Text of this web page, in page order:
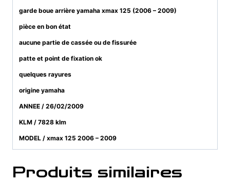
garde boue arrière yamaha xmax 125 (2006 – 2009)
pièce en bon état
aucune partie de cassée ou de fissurée
patte et point de fixation ok
quelques rayures
origine yamaha
ANNEE / 26/02/2009
KLM / 7828 klm
MODEL / xmax 125 2006 – 2009
Produits similaires